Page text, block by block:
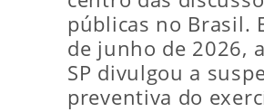
públicas no Brasil.
de junho de 2026,
SP divulgou a
preventiva do